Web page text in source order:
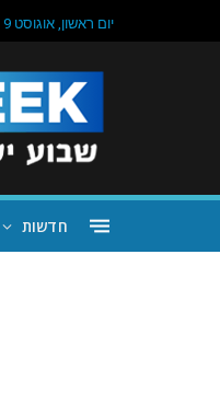
יום ראשון, אוגוסט 9
חדשות